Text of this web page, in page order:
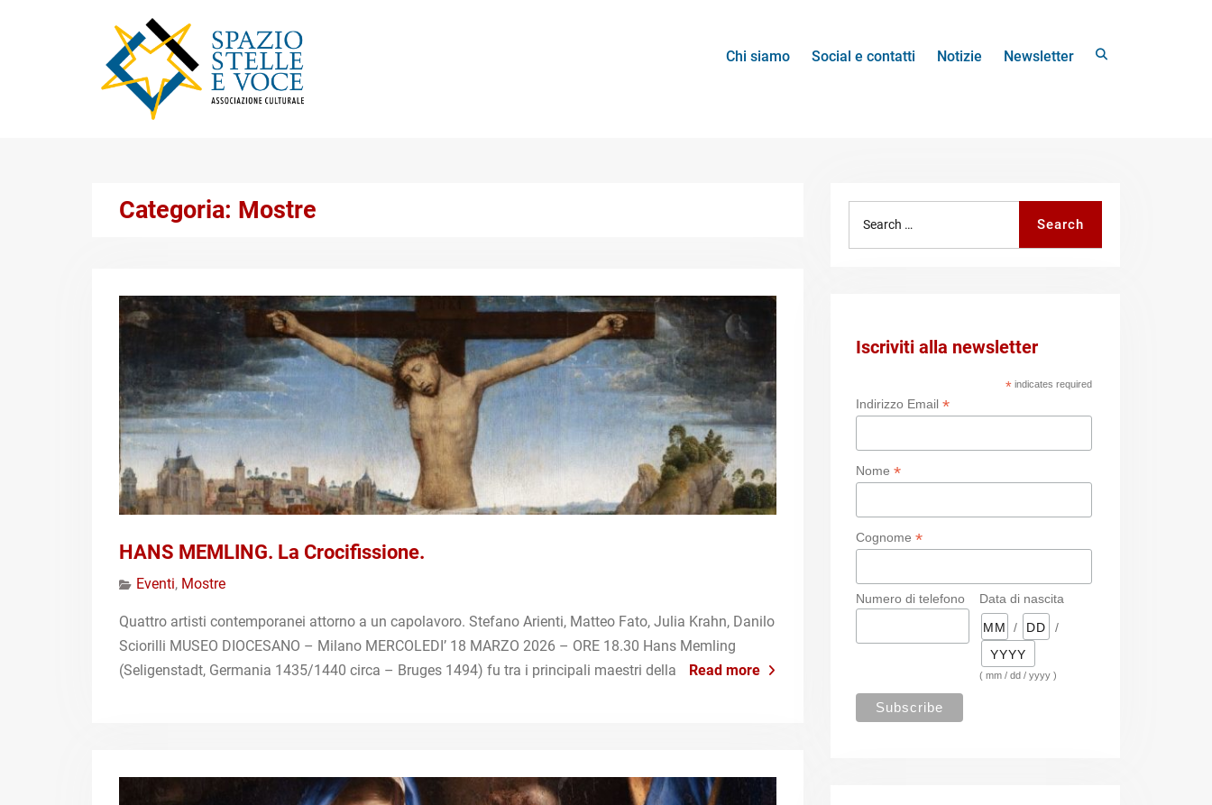
Chi siamo Social e contatti Notizie Newsletter
Categoria: Mostre
HANS MEMLING. La Crocifissione.
Eventi, Mostre
Quattro artisti contemporanei attorno a un capolavoro. Stefano Arienti, Matteo Fato, Julia Krahn, Danilo
Sciorilli MUSEO DIOCESANO – Milano MERCOLEDI’ 18 MARZO 2026 – ORE 18.30 Hans Memling
(Seligenstadt, Germania 1435/1440 circa – Bruges 1494) fu tra i principali maestri della
Read more
Search
Iscriviti alla newsletter
* indicates required
Indirizzo Email*
Nome*
Cognome*
Numero di telefono
Data di nascita
/
/
( mm / dd / yyyy )